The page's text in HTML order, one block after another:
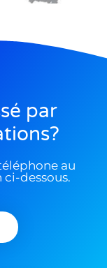
par
au
ci-dessous.